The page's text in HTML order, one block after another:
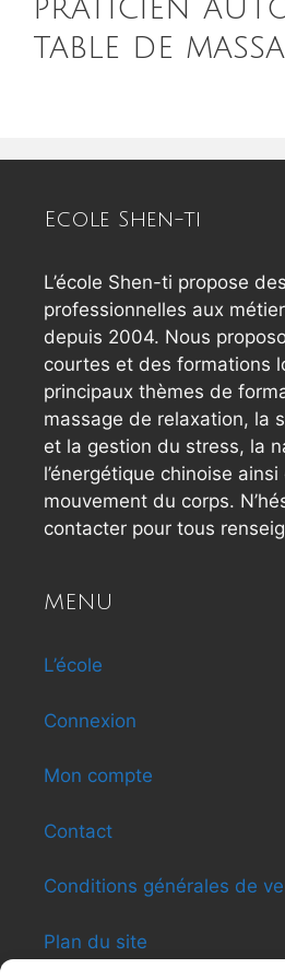
praticien
table de
Ecole Shen-ti
L’école Shen-ti propose
professionnelles aux
depuis 2004. Nous
courtes et des formations
principaux thèmes de
massage de relaxation, la
et la gestion du stress, la
l’énergétique chinoise
mouvement du corps.
contacter pour tous
MENU
L’école
Connexion
Mon compte
Contact
Conditions générales de
Plan du site